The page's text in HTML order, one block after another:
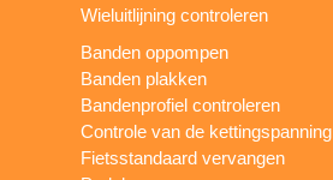
Wieluitlijning controleren
Banden oppompen
Banden plakken
Bandenprofiel controleren
Controle van de kettingspanning
Fietsstandaard vervangen